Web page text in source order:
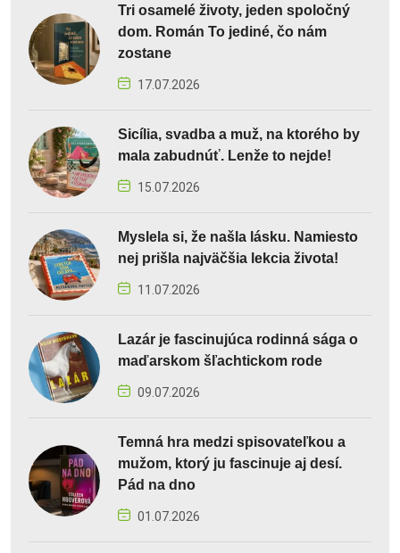
Tri osamelé životy, jeden spoločný
dom. Román To jediné, čo nám
zostane
17.07.2026
Sicília, svadba a muž, na ktorého by
mala zabudnúť. Lenže to nejde!
15.07.2026
Myslela si, že našla lásku. Namiesto
nej prišla najväčšia lekcia života!
11.07.2026
Lazár je fascinujúca rodinná sága o
maďarskom šľachtickom rode
09.07.2026
Temná hra medzi spisovateľkou a
mužom, ktorý ju fascinuje aj desí.
Pád na dno
01.07.2026